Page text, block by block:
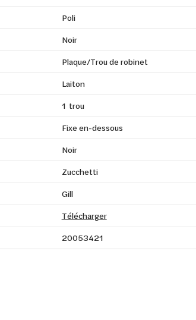
Poli
Noir
Plaque/Trou de robinet
Laiton
1 trou
Fixe en-dessous
Noir
Zucchetti
Gill
Télécharger
20053421